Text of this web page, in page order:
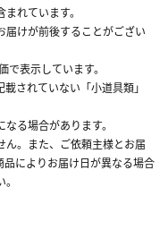
れています。
けが前後することがござい
表示しています。
されていない「小道具類」
る場合があります。
。また、ご依頼主様とお届
によりお届け日が異なる場合